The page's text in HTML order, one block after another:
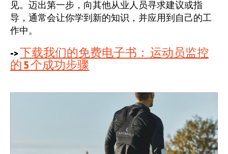
见。迈出第一步，向其他从业人员寻求建议或指
导，通常会让你学到新的知识，并应用到自己的工
作中。
-> 下载我们的免费电子书： 运动员监控
的 5 个成功步骤